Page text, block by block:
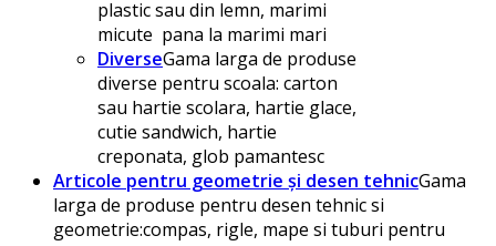
plastic sau din lemn, marimi
micute pana la marimi mari
DiverseGama larga de produse
diverse pentru scoala: carton
sau hartie scolara, hartie glace,
cutie sandwich, hartie
creponata, glob pamantesc
Articole pentru geometrie și desen tehnicGama
larga de produse pentru desen tehnic si
geometrie:compas, rigle, mape si tuburi pentru